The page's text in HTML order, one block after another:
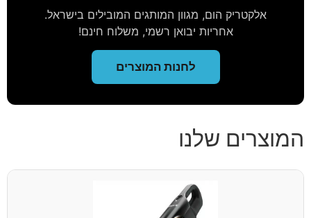
אלקטריק הום, מגוון המותגים המובילים בישראל.
אחריות יבואן רשמי, משלוח חינם!
לחנות המוצרים
המוצרים שלנו